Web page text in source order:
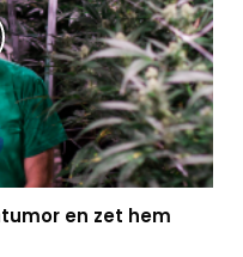
en zet hem